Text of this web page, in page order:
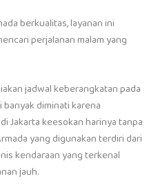
berkualitas, layanan ini
perjalanan malam yang
jadwal keberangkatan pada
diminati karena
Jakarta keesokan harinya tanpa
yang digunakan terdiri dari
kendaraan yang terkenal
jauh.